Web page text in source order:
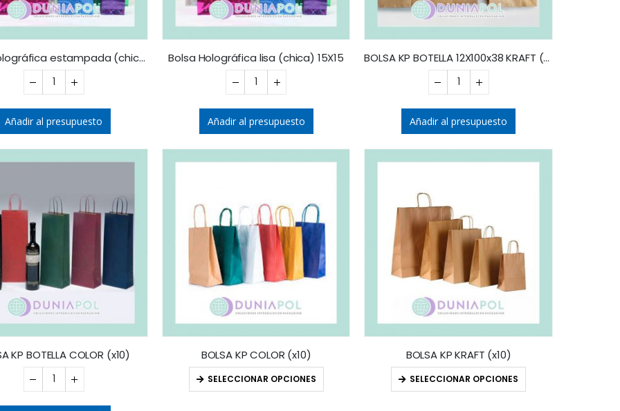
Bolsa holográfica estampada (chica) 15X15
Añadir al presupuesto
Bolsa Holográfica lisa (chica) 15X15
Añadir al presupuesto
BOLSA KP BOTELLA 12X100x38 KRAFT (x10)
Añadir al presupuesto
KP BOTELLA COLOR (x10) BOLSA KP COLOR (x10)
SELECCIONAR OPCIONES
BOLSA KP KRAFT (x10)
SELECCIONAR OPCIONES